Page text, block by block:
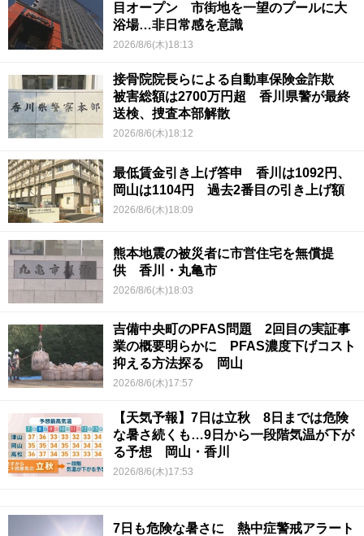
目オープン 市街地を一望のプールに大
浴場…非日常感を意識
2026/8/6(木)18:13
接骨院院長らによる自動車保険金詐欺
被害総額は2700万円超 香川県警が最終
送検、捜査本部解散
2026/8/6(木)18:12
最低賃金引き上げ答申 香川は1092円、
岡山は1104円 過去2番目の引き上げ額
2026/8/6(木)18:09
熊本地震の被災者に市営住宅を無償提
供 香川・丸亀市
2026/8/6(木)18:03
吉備中央町のPFAS問題 2回目の実証事
業の概要明らかに PFAS濃度下げコスト
抑える方法探る 岡山
2026/8/6(木)17:57
【天気予報】7日は立秋 8日までは危険
な暑さ続くも…9日から一段階気温が下が
る予想 岡山・香川
2026/8/6(木)17:53
7日も危険な暑さに 熱中症警戒アラート